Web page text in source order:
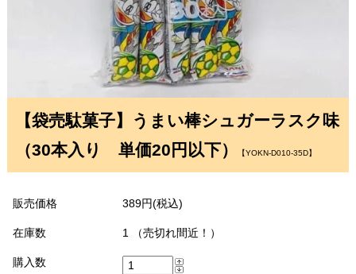
【袋売駄菓子】うまい棒シュガーラスク味
（30本入り 単価20円以下）
【YOKN-D010-35D】
販売価格 389円(税込)
在庫数 1 （売切れ間近！）
購入数